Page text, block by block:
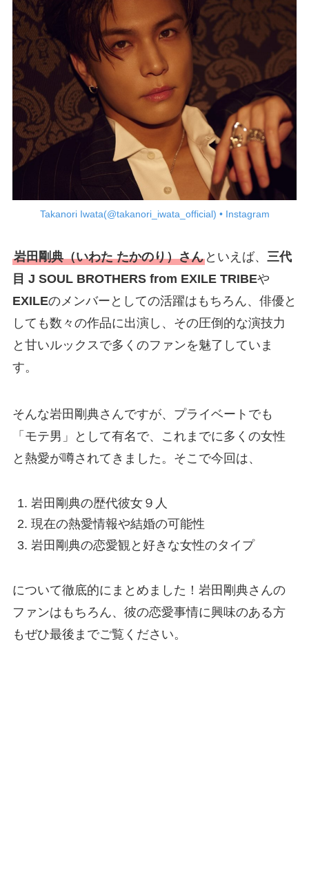
Takanori Iwata(@takanori_iwata_official) • Instagram
岩田剛典（いわた たかのり）さんといえば、 三代
目 J SOUL BROTHERS from EXILE TRIBEや
EXILEのメンバーとしての活躍はもちろん、俳優と
しても数々の作品に出演し、その圧倒的な演技力
と甘いルックスで多くのファンを魅了していま
す。
そんな岩田剛典さんですが、プライベートでも
「モテ男」として有名で、これまでに多くの女性
と熱愛が噂されてきました。そこで今回は、
岩田剛典の歴代彼女９人
現在の熱愛情報や結婚の可能性
岩田剛典の恋愛観と好きな女性のタイプ
について徹底的にまとめました！岩田剛典さんの
ファンはもちろん、彼の恋愛事情に興味のある方
もぜひ最後までご覧ください。